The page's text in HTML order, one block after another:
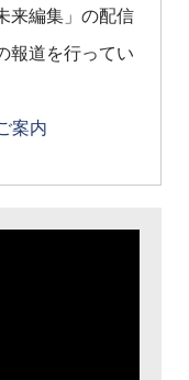
来編集」の配信
報道を行ってい
案内